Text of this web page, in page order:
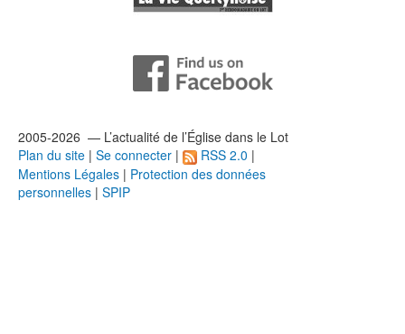
2005-2026 — L’actualité de l’Église dans le Lot
Plan du site | Se connecter | RSS 2.0 |
Mentions Légales | Protection des données
personnelles | SPIP